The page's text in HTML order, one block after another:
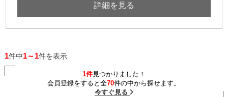
詳細を見る
1件中1～1件を表示
1件見つかりました！
会員登録をすると全70件の中から探せます。
今すぐ見る